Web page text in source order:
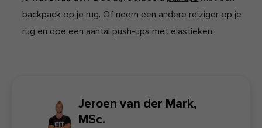
backpack op je rug. Of neem een andere reiziger op je
rug en doe een aantal push-ups met elastieken.
Jeroen van der Mark,
MSc.